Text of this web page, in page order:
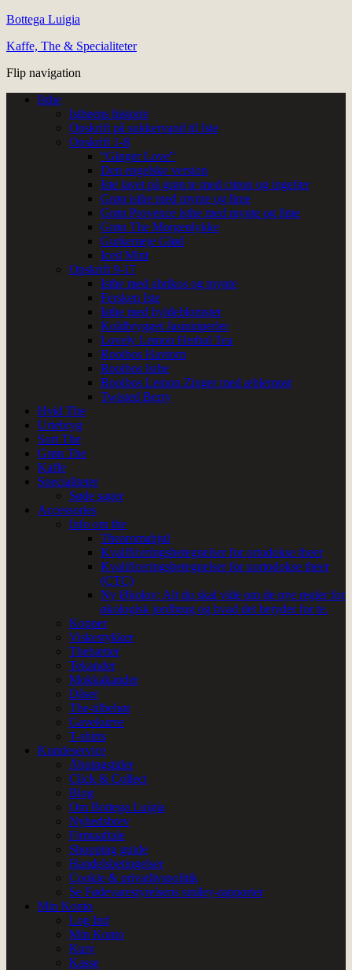
Bottega Luigia
Kaffe, The & Specialiteter
Flip navigation
Isthe
Istheens historie
Opskrift på sukkervand til Iste
Opskrift 1-8
“Ginger Love”
Den engelske version
Iste lavet på grøn te med citron og ingefær
Grøn isthe med mynte og lime
Grøn Provence isthe med mynte og lime
Grøn The Morgenlykke
Gurkemeje Glød
Iced Mint
Opskrift 9-17
Isthe med abrikos og mynte
Fersken Iste
Isthe med hyldeblomster
Koldbrygget Jasminperler
Lovely Lemon Herbal Tea
Rooibos Havtorn
Rooibos Isthe
Rooibos Lemon Zinger med æblemost
Twisted Berry
Hvid The
Urtebryg
Sort The
Grøn The
Kaffe
Specialiteter
Søde sager
Accessories
Info om the
Thearomahjul
Kvalificeringsbetegnelser for ortodokse theer
Kvalificeringsbetegnelser for uortodokse theer
(CTC)
Ny Økolov: Alt du skal vide om de nye regler for
økologisk jordbrug og hvad det betyder for te.
Kopper
Viskestykker
Thehætter
Tekander
Mokkakander
Dåser
The-tilbehør
Gavekurve
T-shirts
Kundeservice
Åbningstider
Click & Collect
Blog
Om Bottega Luigia
Nyhedsbrev
Firmaaftale
Shopping guide
Handelsbetingelser
Cookie & privatlivspolitik
Se Fødevarestyrelsens smiley-rapporter
Min Konto
Log Ind
Min Konto
Kurv
Kasse